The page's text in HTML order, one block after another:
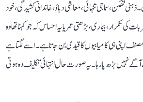
تھکن، سماجی تنہائی، معاشی دباؤ، خاندانی کشیدگی، خود
کی تکرار، بیماری، بڑھتی عمر یا یہ احساس کہ جو کہنا تھا وہ
مصنف اپنی ہی کامیابیوں کا قیدی بن جاتا ہے۔ اسے لگتا ہے
نہیں بڑھ پا رہا۔ یہ صورت حال انتہائی تکلیف دہ ہوتی